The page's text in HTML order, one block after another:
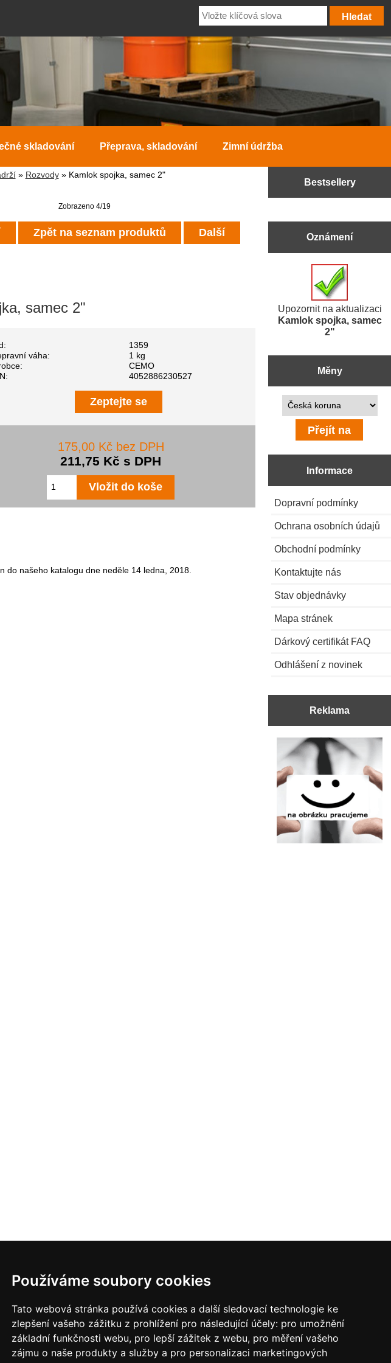
Používáme soubory cookies
Tato webová stránka používá cookies a další sledovací technologie ke
zlepšení vašeho zážitku z prohlížení pro následující účely: pro umožnění
základní funkčnosti webu, pro lepší zážitek z webu, pro měření vašeho
zájmu o naše produkty a služby a pro personalizaci marketingových
skladování Přeprava, skladování Zimní údržba
» Rozvody» Kamlok spojka, samec 2"
Zobrazeno 4/19
Zpět na seznam produktů Další
samec 2"
1359
váha:
1 kg
CEMO
4052886230527
Zeptejte se
175,00 Kč bez DPH
211,75 Kč s DPH
do našeho katalogu dne neděle 14 ledna, 2018.
Bestsellery
Oznámení
Upozornit na aktualizaci
Kamlok spojka, samec
2"
Měny
Prosím vyberte ...
Informace
Dopravní podmínky
Ochrana osobních údajů
Obchodní podmínky
Kontaktujte nás
Stav objednávky
Mapa stránek
Dárkový certifikát FAQ
Odhlášení z novinek
Reklama